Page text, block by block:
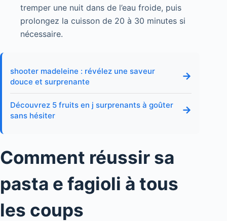
tremper une nuit dans de l’eau froide, puis
prolongez la cuisson de 20 à 30 minutes si
nécessaire.
shooter madeleine : révélez une saveur
douce et surprenante
→
Découvrez 5 fruits en j surprenants à goûter
sans hésiter
→
Comment réussir sa
pasta e fagioli à tous
les coups